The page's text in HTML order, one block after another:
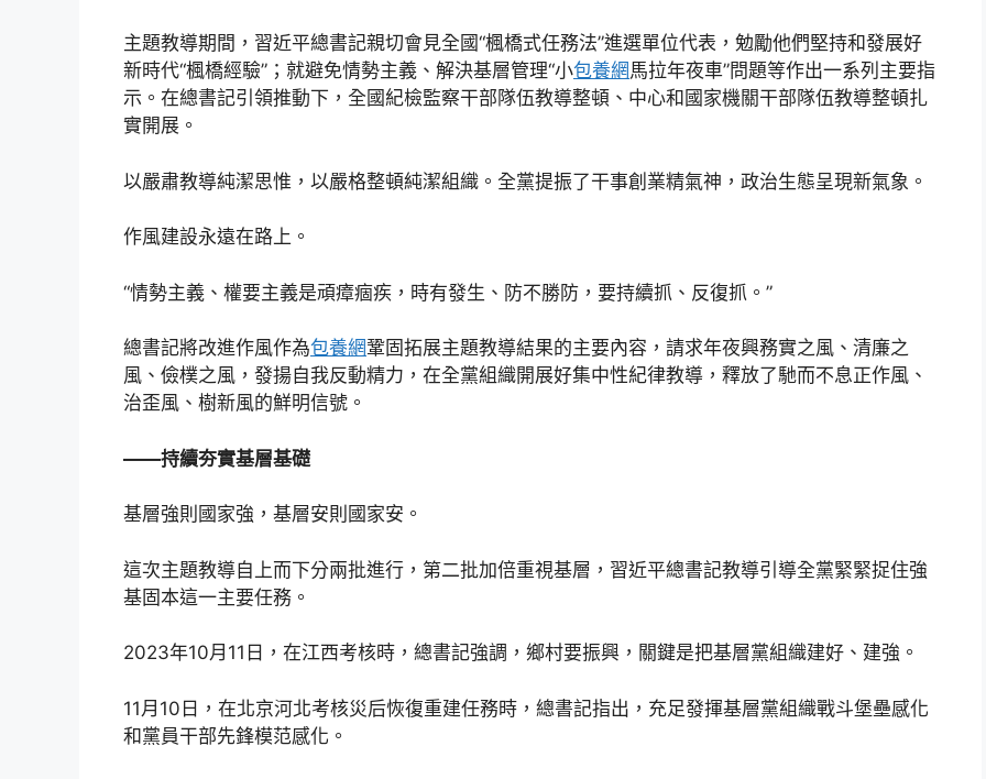
主題教導期間，習近平總書記親切會見全國“楓橋式任務法”進選單位代表，勉勵他們堅持和發展好
新時代“楓橋經驗”；就避免情勢主義、解決基層管理“小包養網馬拉年夜車”問題等作出一系列主要指
示。在總書記引領推動下，全國紀檢監察干部隊伍教導整頓、中心和國家機關干部隊伍教導整頓扎
實開展。
以嚴肅教導純潔思惟，以嚴格整頓純潔組織。全黨提振了干事創業精氣神，政治生態呈現新氣象。
作風建設永遠在路上。
“情勢主義、權要主義是頑瘴痼疾，時有發生、防不勝防，要持續抓、反復抓。”
總書記將改進作風作為包養網鞏固拓展主題教導結果的主要內容，請求年夜興務實之風、清廉之
風、儉樸之風，發揚自我反動精力，在全黨組織開展好集中性紀律教導，釋放了馳而不息正作風、
治歪風、樹新風的鮮明信號。
——持續夯實基層基礎
基層強則國家強，基層安則國家安。
這次主題教導自上而下分兩批進行，第二批加倍重視基層，習近平總書記教導引導全黨緊緊捉住強
基固本這一主要任務。
2023年10月11日，在江西考核時，總書記強調，鄉村要振興，關鍵是把基層黨組織建好、建強。
11月10日，在北京河北考核災后恢復重建任務時，總書記指出，充足發揮基層黨組織戰斗堡壘感化
和黨員干部先鋒模范感化。